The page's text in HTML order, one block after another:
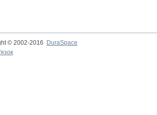
© 2002-2016
DuraSpace